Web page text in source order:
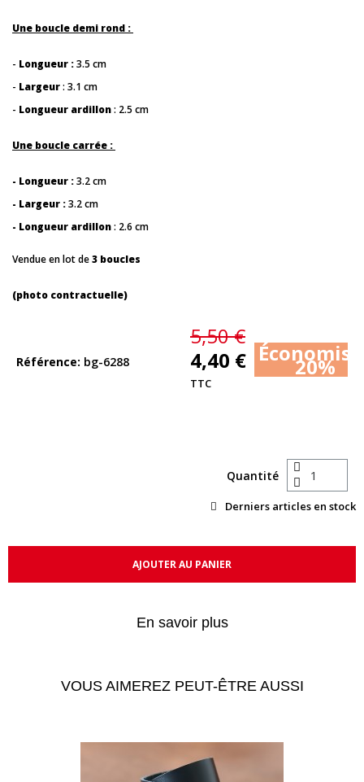
Une boucle demi rond :
- Longueur :3.5 cm
- Largeur: 3.1 cm
- Longueur ardillon: 2.5 cm
Une boucle carrée :
- Longueur :3.2 cm
- Largeur :3.2 cm
- Longueur ardillon: 2.6 cm
Vendue en lot de3 boucles
(photo contractuelle)
Référence bg-6288
5,50 €
4,40 €
20%
TTC
Quantité
Derniers articles en stock
AJOUTER AU PANIER
En savoir plus
VOUS AIMEREZ PEUT-ÊTRE AUSSI